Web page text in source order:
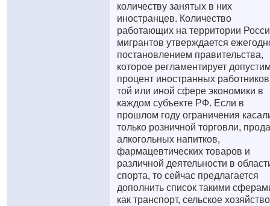
количеству занятых в них
иностранцев. Количество
работающих на территории
мигрантов утверждается
постановлением правительства,
которое регламентирует
процент иностранных
той или иной сфере экономики в
каждом субъекте РФ. Если в
прошлом году ограничения
только розничной торговли,
алкогольных напитков,
фармацевтических товаров и
различной деятельности в
спорта, то сейчас предлагается
дополнить список такими
как транспорт, сельское